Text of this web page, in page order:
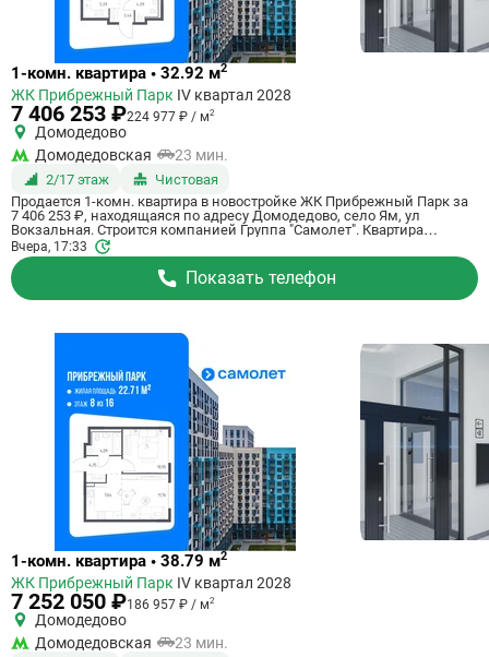
Ссылка
квартиру
1-комн. квартира • 32.92 м2
ЖК Прибрежный Парк IV квартал 2028
7 406 253 ₽224 977 ₽ / м2
Домодедово
Домодедовская
23 мин.
2/17 этаж
Чистовая
Продается 1-комн. квартира в новостройке ЖК Прибрежный Парк за
7 406 253 ₽, находящаяся по адресу Домодедово, село Ям, ул
Вокзальная. Строится компанией Группа "Самолет". Квартира
сдается в 4 квартале 2028 года с чистовой отделкой, в 23 минутах на
машине от станции метрополитена Домодедовская. Общая площадь
квартиры - 32.92 кв. м. Этаж 2 из 17. ID квартиры на СтройкиРУ
801186, назовите его когда будете звонить.
Вчера, 17:33
Показать телефон
Ссылка
квартиру
1-комн. квартира • 38.79 м2
ЖК Прибрежный Парк IV квартал 2028
7 252 050 ₽186 957 ₽ / м2
Домодедово
Домодедовская
23 мин.